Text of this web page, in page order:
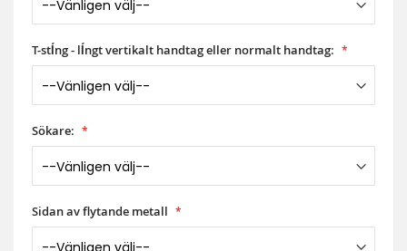
T-stĺng - lĺngt vertikalt handtag eller normalt handtag:
Sökare:
Sidan av flytande metall